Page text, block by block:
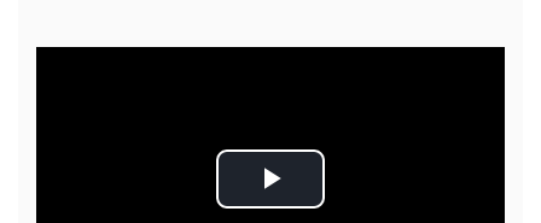
P